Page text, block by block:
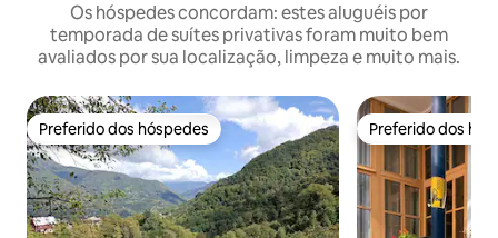
Os hóspedes concordam: estes aluguéis por
temporada de suítes privativas foram muito bem
avaliados por sua localização, limpeza e muito mais.
Preferido dos hóspedes
Preferido dos hóspedes Preferido dos
Preferido dos